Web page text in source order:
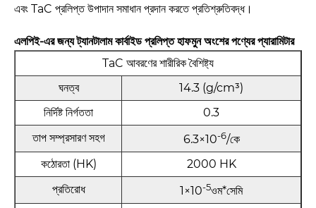
এবং TaC প্রলিপ্ত উপাদান সমাধান প্রদান করতে প্রতিশ্রুতিবদ্ধ।
এলপিই-এর জন্য ট্যানটালাম কার্বাইড প্রলিপ্ত হাফমুন অংশের পণ্যের প্যারামিটার
TaC আবরণের শারীরিক বৈশিষ্ট্য
ঘনত্ব
14.3 (g/cm³)
নির্দিষ্ট নির্গততা
0.3
তাপ সম্প্রসারণ সহগ
6.3×10-6/কে
কঠোরতা (HK)
2000 HK
প্রতিরোধ
1×10-5ওম*সেমি